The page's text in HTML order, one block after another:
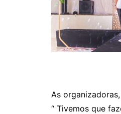
As
“ Tivemos que